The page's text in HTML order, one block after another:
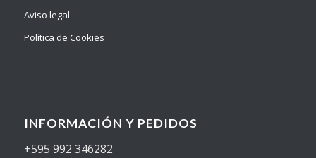
Aviso legal
Política de Cookies
INFORMACIÓN Y PEDIDOS
+595 992 346282